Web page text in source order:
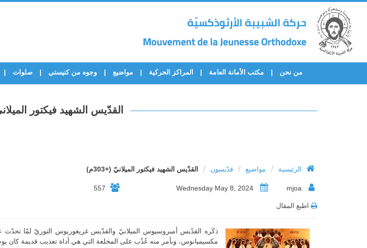
من نحن مكتب الأمانة العامة المراكز الحركية مواضيع وجوه من كنيستي صلوات
القدّيس الشهيد فيكتور الميلانيّ
الرئيسية / مواضيع / قدّيسون / القدّيس الشهيد فيكتور الميلانيّ (+303م)
557
اطبع المقال
ذكَره القدّيس أمبروسيوس الميلانيّ والقدّيس غريغوريوس التوريّ لمّا
مكسيميانوس، وبأمر منه عُذّب على المخلعة التي هي أداة تعذيب قديمة كان يوضع